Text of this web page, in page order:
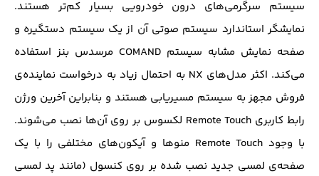
سیستم سرگرمی‌های درون خودرویی بسیار کم‌تر هستند.
نمایشگر استاندارد سیستم صوتی آن از یک سیستم دستگیره و
صفحه نمایش مشابه سیستم COMAND مرسدس بنز استفاده
می‌کند. اکثر مدل‌های NX به احتمال زیاد به درخواست نماینده‌ی
فروش مجهز به سیستم مسیریابی هستند و بنابراین آخرین ورژن
رابط کاربری Remote Touch لکسوس بر روی آن‌ها نصب می‌شوند.
با وجود Remote Touch منوها و آیکون‌های مختلفی را با یک
صفحه‌ی لمسی جدید نصب شده بر روی کنسول (مانند پد لمسی